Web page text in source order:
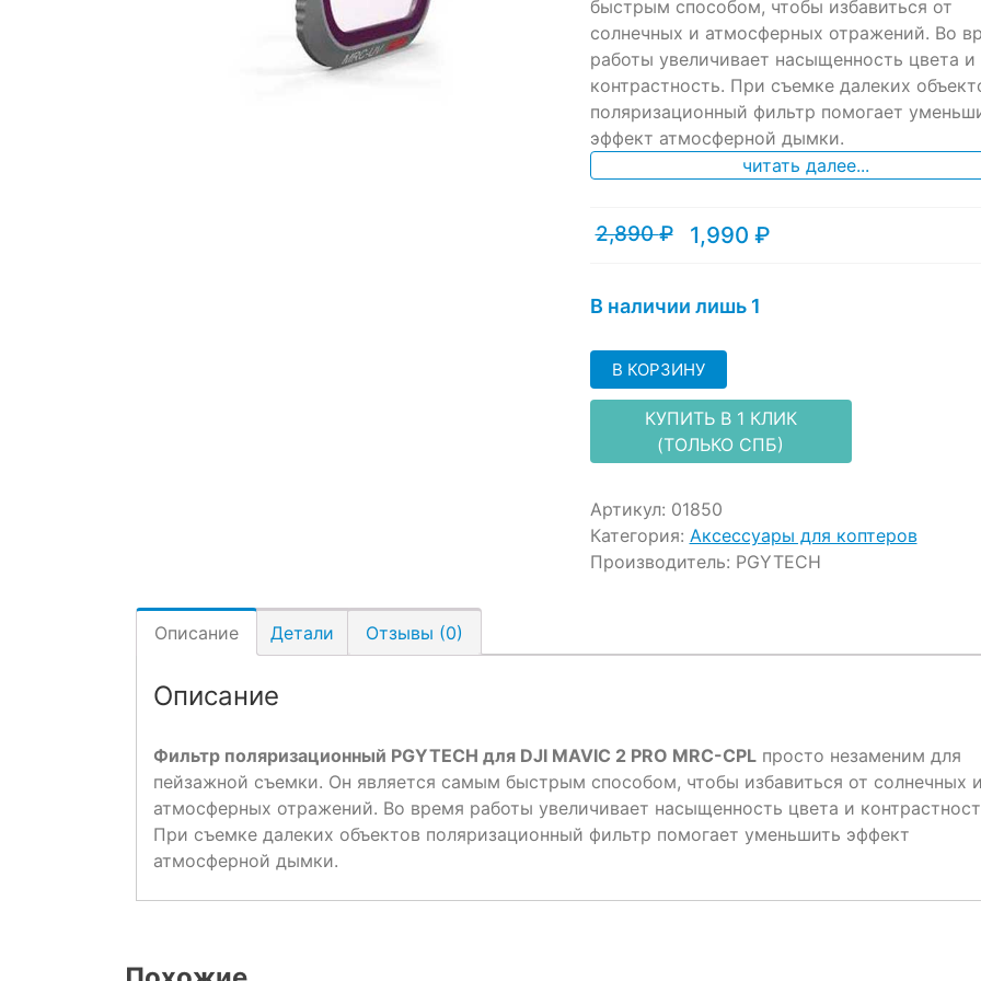
customer
ratings
быстрым способом, чтобы избавиться от
солнечных и атмосферных отражений. Во
работы увеличивает насыщенность цвета и
контрастность. При съемке далеких
поляризационный фильтр помогает
эффект атмосферной дымки.
читать далее...
2,890₽
Первоначальная
2,890 ₽.
1,990 ₽
Текущая
В наличии лишь 1
В КОРЗИНУ
КУПИТЬ В 1 КЛИК
(ТОЛЬКО СПБ)
Артикул: 01850
Категория: Аксессуары для коптеров
Производитель: PGYTECH
Описание Детали Отзывы (0)
Описание
Фильтр поляризационный PGYTECH для DJI MAVIC 2 PRO MRC-CPL просто незаменим для
пейзажной съемки. Он является самым быстрым способом, чтобы избавиться от солнечных
атмосферных отражений. Во время работы увеличивает насыщенность цвета и
При съемке далеких объектов поляризационный фильтр помогает уменьшить эффект
атмосферной дымки.